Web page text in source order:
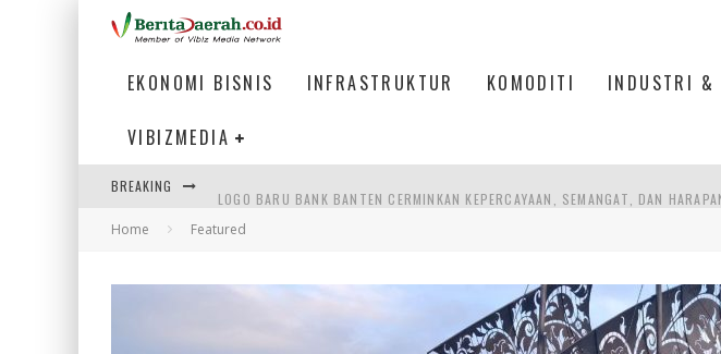
EKONOMI BISNIS INFRASTRUKTUR KOMODITI INDUSTRI &
VIBIZMEDIA
BREAKING
WAGUB NYANYANG: FASILITAS OLAHRAGA MODERN PERKUAT SPORT TOURISM
PEMERINTAH DAERAH PERLU PERCEPAT INDUSTRIALISASI, MANUFAKTUR
Home Featured